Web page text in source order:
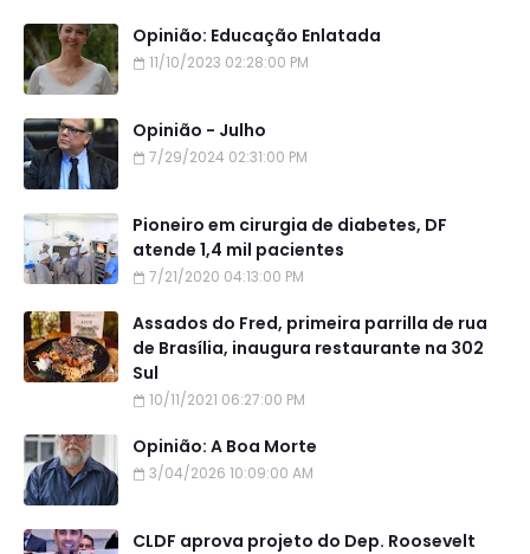
Opinião: Educação Enlatada
11/10/2023 02:28:00 PM
Opinião - Julho
7/29/2024 02:31:00 PM
Pioneiro em cirurgia de diabetes, DF
atende 1,4 mil pacientes
7/21/2020 04:13:00 PM
Assados do Fred, primeira parrilla de rua
de Brasília, inaugura restaurante na 302
Sul
10/11/2021 06:27:00 PM
Opinião: A Boa Morte
3/04/2026 10:09:00 AM
CLDF aprova projeto do Dep. Roosevelt